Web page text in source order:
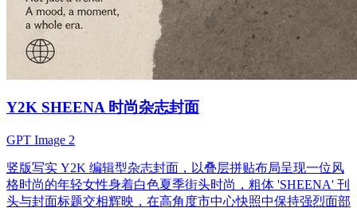
Y2K SHEENA 时尚杂志封面
GPT Image 2
竖版写实 Y2K 编辑型杂志封面，以叠层拼贴布局呈现一位风
格时尚的年轻女性身着白色夏季街头时尚，粗体 'SHEENA' 刊
头与封面标题交相辉映，在高角度市中心快照中保持强烈面部